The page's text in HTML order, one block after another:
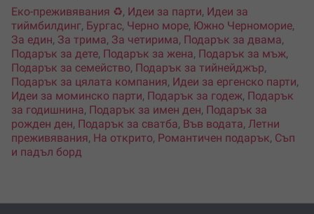
Еко-преживявания ♻️, Идеи за парти, Идеи за
тиймбилдинг, Бургас, Черно море, Южно Черноморие,
За един, За трима, За четирима, Подарък за двама,
Подарък за дете, Подарък за жена, Подарък за мъж,
Подарък за семейство, Подарък за тийнейджър,
Подарък за цялата компания, Идеи за ергенско парти,
Идеи за моминско парти, Подарък за годеж, Подарък
за годишнина, Подарък за имен ден, Подарък за
рожден ден, Подарък за сватба, Във водата, Летни
преживявания, На открито, Романтичен подарък, Съп
и падъл борд